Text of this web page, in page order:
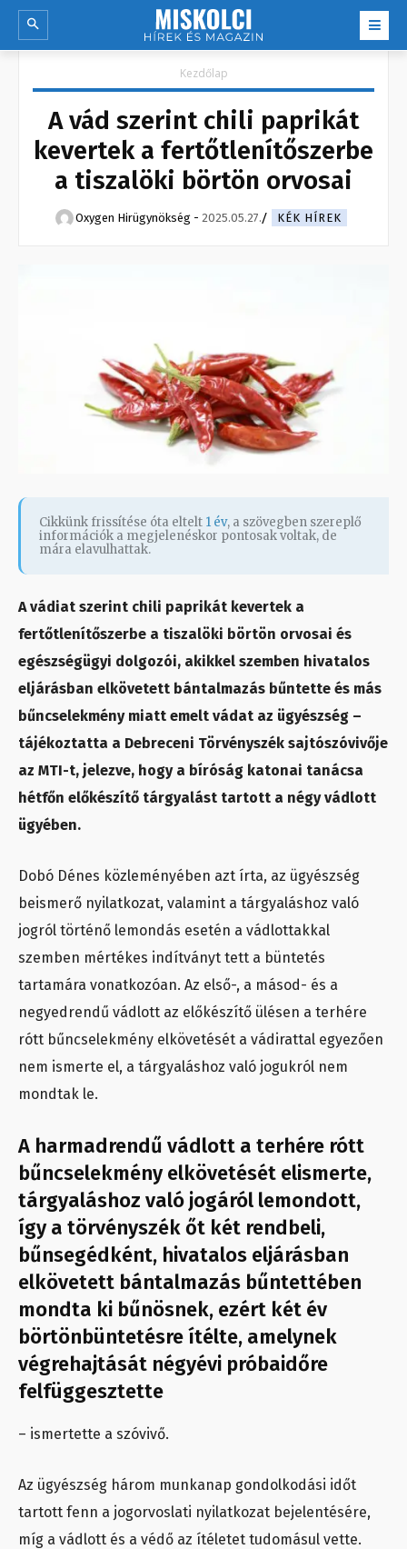
Kezdőlap
A vád szerint chili paprikát
kevertek a fertőtlenítőszerbe
a tiszalöki börtön orvosai
Oxygen Hirügynökség - 2025.05.27. KÉK HÍREK
Cikkünk frissítése óta eltelt 1 év, a szövegben szereplő
információk a megjelenéskor pontosak voltak, de
mára elavulhattak.
A vádiat szerint chili paprikát kevertek a
fertőtlenítőszerbe a tiszalöki börtön orvosai és
egészségügyi dolgozói, akikkel szemben hivatalos
eljárásban elkövetett bántalmazás bűntette és más
bűncselekmény miatt emelt vádat az ügyészség –
tájékoztatta a Debreceni Törvényszék sajtószóvivője
az MTI-t, jelezve, hogy a bíróság katonai tanácsa
hétfőn előkészítő tárgyalást tartott a négy vádlott
ügyében.
Dobó Dénes közleményében azt írta, az ügyészség
beismerő nyilatkozat, valamint a tárgyaláshoz való
jogról történő lemondás esetén a vádlottakkal
szemben mértékes indítványt tett a büntetés
tartamára vonatkozóan. Az első-, a másod- és a
negyedrendű vádlott az előkészítő ülésen a terhére
rótt bűncselekmény elkövetését a vádirattal egyezően
nem ismerte el, a tárgyaláshoz való jogukról nem
mondtak le.
A harmadrendű vádlott a terhére rótt
bűncselekmény elkövetését elismerte,
tárgyaláshoz való jogáról lemondott,
így a törvényszék őt két rendbeli,
bűnsegédként, hivatalos eljárásban
elkövetett bántalmazás bűntettében
mondta ki bűnösnek, ezért két év
börtönbüntetésre ítélte, amelynek
végrehajtását négyévi próbaidőre
felfüggesztette
– ismertette a szóvivő.
Az ügyészség három munkanap gondolkodási időt
tartott fenn a jogorvoslati nyilatkozat bejelentésére,
míg a vádlott és a védő az ítéletet tudomásul vette.